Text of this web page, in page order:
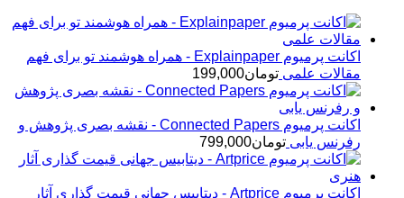
اکانت پرمیوم Explainpaper - همراه هوشمند تو برای فهم
مقالات علمی تومان199,000
اکانت پرمیوم Connected Papers - نقشه بصری پژوهش و
رفرنس یابی تومان799,000
اکانت پرمیوم Artprice - دیتابیس جهانی قیمت ‌گذاری آثار